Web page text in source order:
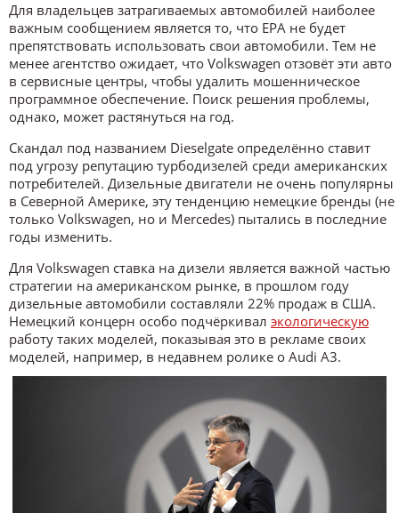
Для владельцев затрагиваемых автомобилей наиболее
важным сообщением является то, что EPA не будет
препятствовать использовать свои автомобили. Тем не
менее агентство ожидает, что Volkswagen отзовёт эти авто
в сервисные центры, чтобы удалить мошенническое
программное обеспечение. Поиск решения проблемы,
однако, может растянуться на год.
Скандал под названием Dieselgate определённо ставит
под угрозу репутацию турбодизелей среди американских
потребителей. Дизельные двигатели не очень популярны
в Северной Америке, эту тенденцию немецкие бренды (не
только Volkswagen, но и Mercedes) пытались в последние
годы изменить.
Для Volkswagen ставка на дизели является важной частью
стратегии на американском рынке, в прошлом году
дизельные автомобили составляли 22% продаж в США.
Немецкий концерн особо подчёркивал экологическую
работу таких моделей, показывая это в рекламе своих
моделей, например, в недавнем ролике о Audi A3.